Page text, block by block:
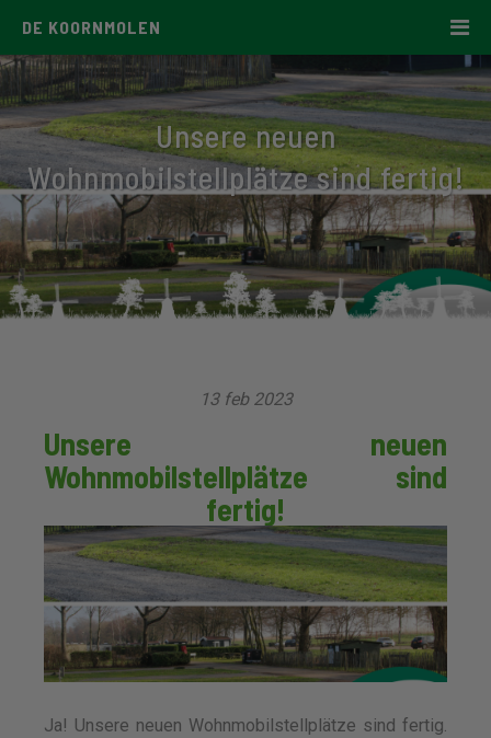
DE KOORNMOLEN
Unsere neuen
Wohnmobilstellplätze sind fertig!
13 feb 2023
Unsere neuen
Wohnmobilstellplätze sind
fertig!
Ja! Unsere neuen Wohnmobilstellplätze sind fertig.